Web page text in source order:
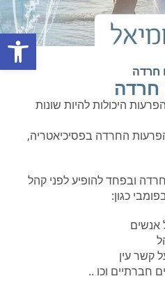
חרדה
חרדה
היכולות להיות שונות
החרדה בפסיכיאטריה,
ובפחד להופיע לפני קהל
כגון:
אנשים
קשר עין
חברתיים וכו ..
פתח סרגל נגישות